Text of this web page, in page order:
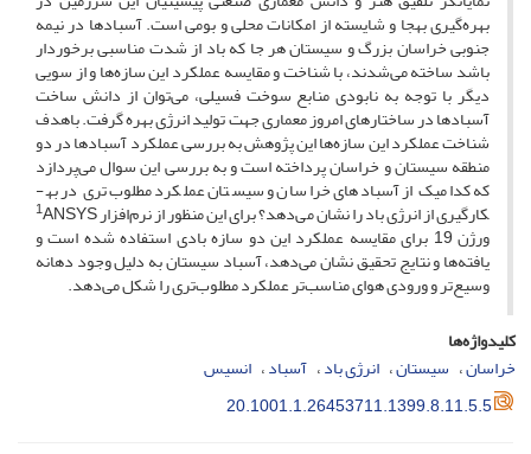
بهره‌گیری به­جا و شایسته از امکانات محلی و بومی است. آسبادها در نیمه
جنوبی خراسان بزرگ و سیستان هر جا که باد از شدت مناسبی برخوردار
باشد ساخته می‌شدند، با شناخت و مقایسه عملکرد این سازه‌ها و از سویی
دیگر با توجه به نابودی منابع سوخت فسیلی، می‌توان از دانش ساخت
آسبادها در ساختارهای امروز معماری جهت تولید انرژی بهره‌ گرفت. باهدف
شناخت عملکرد این سازه‌ها این پژوهش به بررسی عملکرد آسبادها در دو
منطقه سیستان و خراسان پرداخته است و به بررسی این سوال می‌پردازد
که کدامیک از آسبادهای خراسان و سیستان عملکرد مطلوب‌تری در به­
کارگیری از انرژی باد را نشان می‌دهد؟ برای این منظور از نرم‌افزار 1ANSYS
ورژن 19 برای مقایسه عملکرد این دو سازه بادی استفاده شده است و
یافته‌ها و نتایج تحقیق نشان می‌دهد، آسباد سیستان به دلیل وجود دهانه
وسیع‌تر و ورودی هوای مناسب‌تر عملکرد مطلوب‌تری را شکل می‌دهد.
کلیدواژه‌ها
خراسان سیستان انرژی باد آسباد انسیس
20.1001.1.26453711.1399.8.11.5.5